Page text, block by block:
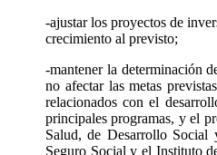
-ajustar los proyectos de
crecimiento al previsto;
-mantener la determinación
no afectar las metas
relacionados con el
principales programas, y el
Salud, de Desarrollo
Seguro Social y el Instituto